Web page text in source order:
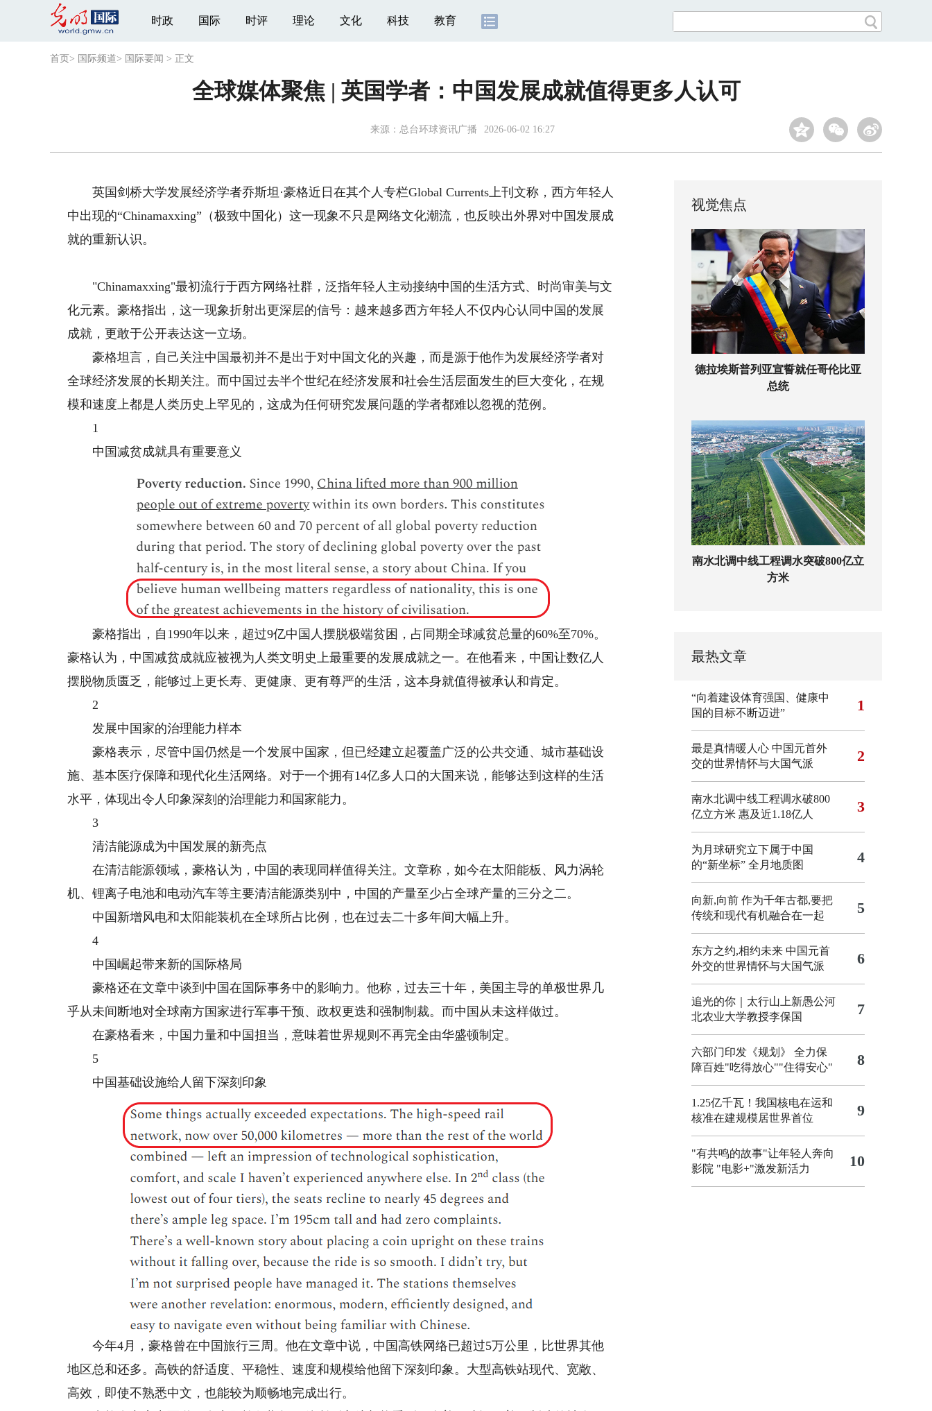
时政 国际 时评 理论 文化 科技 教育
首页 > 国际频道> 国际要闻 > 正文
全球媒体聚焦 | 英国学者：中国发展成就值得更多人认可
来源：总台环球资讯广播 2026-06-02 16:27
英国剑桥大学发展经济学者乔斯坦·豪格近日在其个人专栏Global Currents上刊文称，西方年轻人
中出现的“Chinamaxxing”（极致中国化）这一现象不只是网络文化潮流，也反映出外界对中国发展成
就的重新认识。
"Chinamaxxing"最初流行于西方网络社群，泛指年轻人主动接纳中国的生活方式、时尚审美与文
化元素。豪格指出，这一现象折射出更深层的信号：越来越多西方年轻人不仅内心认同中国的发展
成就，更敢于公开表达这一立场。
豪格坦言，自己关注中国最初并不是出于对中国文化的兴趣，而是源于他作为发展经济学者对
全球经济发展的长期关注。而中国过去半个世纪在经济发展和社会生活层面发生的巨大变化，在规
模和速度上都是人类历史上罕见的，这成为任何研究发展问题的学者都难以忽视的范例。
1
中国减贫成就具有重要意义
豪格指出，自1990年以来，超过9亿中国人摆脱极端贫困，占同期全球减贫总量的60%至70%。
豪格认为，中国减贫成就应被视为人类文明史上最重要的发展成就之一。在他看来，中国让数亿人
摆脱物质匮乏，能够过上更长寿、更健康、更有尊严的生活，这本身就值得被承认和肯定。
2
发展中国家的治理能力样本
豪格表示，尽管中国仍然是一个发展中国家，但已经建立起覆盖广泛的公共交通、城市基础设
施、基本医疗保障和现代化生活网络。对于一个拥有14亿多人口的大国来说，能够达到这样的生活
水平，体现出令人印象深刻的治理能力和国家能力。
3
清洁能源成为中国发展的新亮点
在清洁能源领域，豪格认为，中国的表现同样值得关注。文章称，如今在太阳能板、风力涡轮
机、锂离子电池和电动汽车等主要清洁能源类别中，中国的产量至少占全球产量的三分之二。
中国新增风电和太阳能装机在全球所占比例，也在过去二十多年间大幅上升。
4
中国崛起带来新的国际格局
豪格还在文章中谈到中国在国际事务中的影响力。他称，过去三十年，美国主导的单极世界几
乎从未间断地对全球南方国家进行军事干预、政权更迭和强制制裁。而中国从未这样做过。
在豪格看来，中国力量和中国担当，意味着世界规则不再完全由华盛顿制定。
5
中国基础设施给人留下深刻印象
今年4月，豪格曾在中国旅行三周。他在文章中说，中国高铁网络已超过5万公里，比世界其他
地区总和还多。高铁的舒适度、平稳性、速度和规模给他留下深刻印象。大型高铁站现代、宽敞、
高效，即使不熟悉中文，也能较为顺畅地完成出行。
视觉焦点
德拉埃斯普列亚宣誓就任哥伦比亚
总统
南水北调中线工程调水突破800亿立
方米
最热文章
“向着建设体育强国、健康中
国的目标不断迈进”
1
最是真情暖人心 中国元首外
交的世界情怀与大国气派
2
南水北调中线工程调水破800
亿立方米 惠及近1.18亿人
3
为月球研究立下属于中国
的“新坐标” 全月地质图 4
向新,向前 作为千年古都,要把
传统和现代有机融合在一起
5
东方之约,相约未来 中国元首
外交的世界情怀与大国气派
6
追光的你｜太行山上新愚公河
北农业大学教授李保国
7
六部门印发《规划》 全力保
障百姓"吃得放心""住得安心"
8
1.25亿千瓦！我国核电在运和
核准在建规模居世界首位
9
"有共鸣的故事"让年轻人奔向
影院 "电影+"激发新活力 10